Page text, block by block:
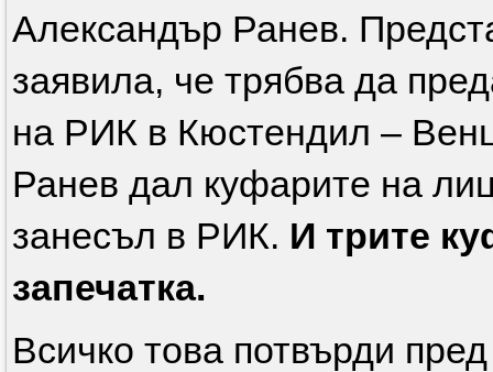
Александър Ранев.
заявила, че трябва да
на РИК в Кюстендил –
Ранев дал куфарите на
занесъл в РИК. И трите
запечатка.
Всичко това потвърди